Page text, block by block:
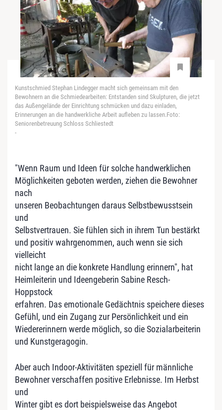
Kunstschmied Stephan Lindegger macht sich gemeinsam mit den
Bewohnern an die Schmiedearbeiten: Entstanden sind Skulpturen, die jetzt
das Außengelände der Einrichtung schmücken und dazu einladen,
Erinnerungen an die handwerkliche Arbeit aufleben zu lassen.Foto:
Seniorenbetreuung Schloss Schliestedt
-
"Wenn Raum und Ideen für solche handwerklichen
Möglichkeiten geboten werden, ziehen die Bewohner
nach
unseren Beobachtungen daraus Selbstbewusstsein
und
Selbstvertrauen. Sie fühlen sich in ihrem Tun bestärkt
und positiv wahrgenommen, auch wenn sie sich
vielleicht
nicht lange an die konkrete Handlung erinnern", hat
Heimleiterin und Ideengeberin Sabine Resch-
Hoppstock
erfahren. Das emotionale Gedächtnis speichere dieses
Gefühl, und ein Zugang zur Persönlichkeit und ein
Wiedererinnern werde möglich, so die Sozialarbeiterin
und Kunstgeragogin.
Aber auch Indoor-Aktivitäten speziell für männliche
Bewohner verschaffen positive Erlebnisse. Im Herbst
und
Winter gibt es dort beispielsweise das Angebot